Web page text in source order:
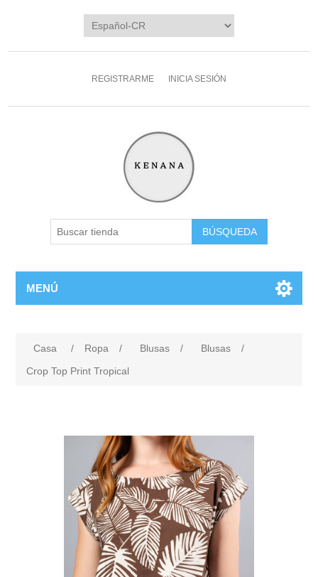
REGISTRARME INICIA SESIÓN
MENÚ
Casa / Ropa / Blusas / Blusas
/
Crop Top Print Tropical